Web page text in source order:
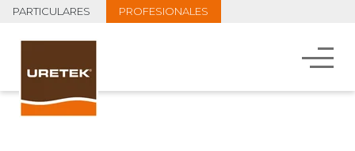
PARTICULARES PROFESIONALES